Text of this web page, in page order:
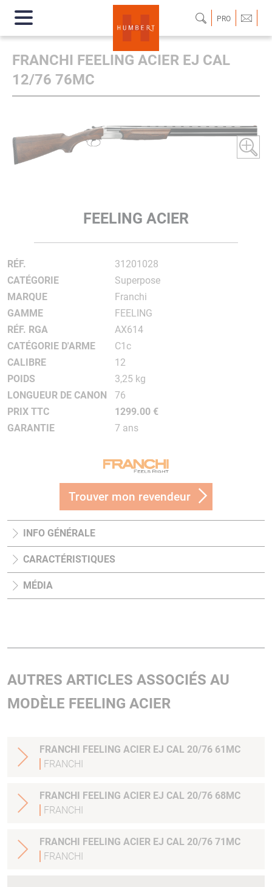
PRO
FRANCHI FEELING ACIER EJ CAL
12/76 76MC
FEELING ACIER
RÉF.
31201028
CATÉGORIE
Superpose
MARQUE
Franchi
GAMME
FEELING
RÉF. RGA
AX614
CATÉGORIE D'ARME
C1c
CALIBRE
12
POIDS
3,25 kg
LONGUEUR DE CANON
76
PRIX TTC
1299.00 €
GARANTIE
7 ans
Trouver mon revendeur
INFO GÉNÉRALE
CARACTÉRISTIQUES
MÉDIA
AUTRES ARTICLES ASSOCIÉS AU
MODÈLE FEELING ACIER
FRANCHI FEELING ACIER EJ CAL 20/76 61MC
FRANCHI
FRANCHI FEELING ACIER EJ CAL 20/76 68MC
FRANCHI
FRANCHI FEELING ACIER EJ CAL 20/76 71MC
FRANCHI